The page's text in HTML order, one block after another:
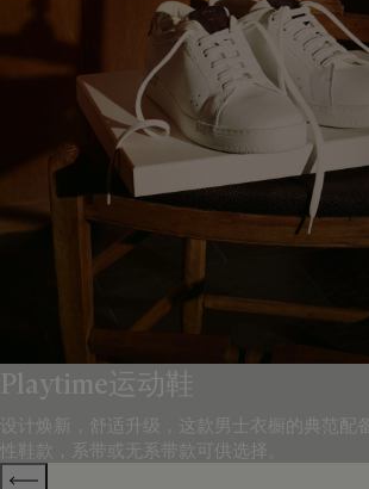
Playtime运动鞋
设计焕新，舒适升级，这款男士衣橱的典范配
性鞋款，系带或无系带款可供选择。
Previous categories